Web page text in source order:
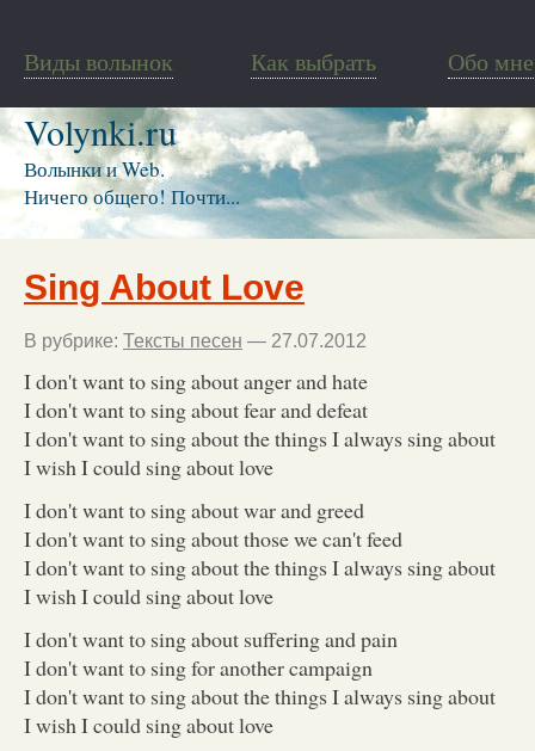
Виды волынок Как выбрать Обо мне
Volynki.ru
Волынки и Web.
Ничего общего! Почти...
Sing About Love
В рубрике: Тексты песен — 27.07.2012
I don't want to sing about anger and hate
I don't want to sing about fear and defeat
I don't want to sing about the things I always sing about
I wish I could sing about love
I don't want to sing about war and greed
I don't want to sing about those we can't feed
I don't want to sing about the things I always sing about
I wish I could sing about love
I don't want to sing about suffering and pain
I don't want to sing for another campaign
I don't want to sing about the things I always sing about
I wish I could sing about love